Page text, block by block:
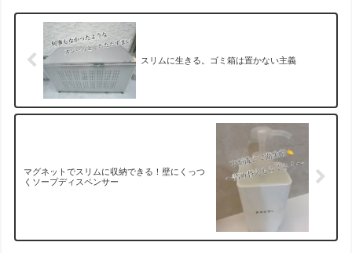
スリムに生きる。ゴミ箱は置かない主義
マグネットでスリムに収納できる！壁にくっつ
くソープディスペンサー